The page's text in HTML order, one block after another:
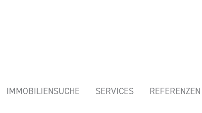
IMMOBILIENSUCHE SERVICES REFERENZEN